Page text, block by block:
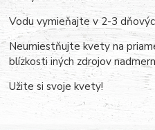
Vodu vymieňajte v 2-3
Neumiestňujte kvety na
blízkosti iných zdrojov
Užite si svoje kvety!